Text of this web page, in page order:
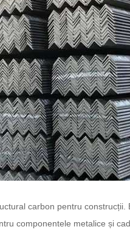
carbon pentru
componentele metalice și